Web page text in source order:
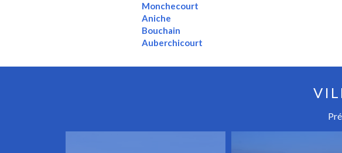
Monchecourt
Aniche
Bouchain
Auberchicourt